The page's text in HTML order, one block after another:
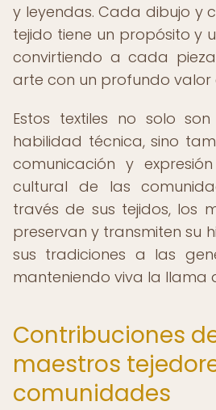
y leyendas. Cada dibujo y
tejido tiene un propósito y
convirtiendo a cada
arte con un profundo valor
Estos textiles no solo
habilidad técnica, sino
comunicación y
cultural de las
través de sus tejidos, los
preservan y transmiten su
sus tradiciones a las
manteniendo viva la llama
Contribuciones
maestros
comunidades